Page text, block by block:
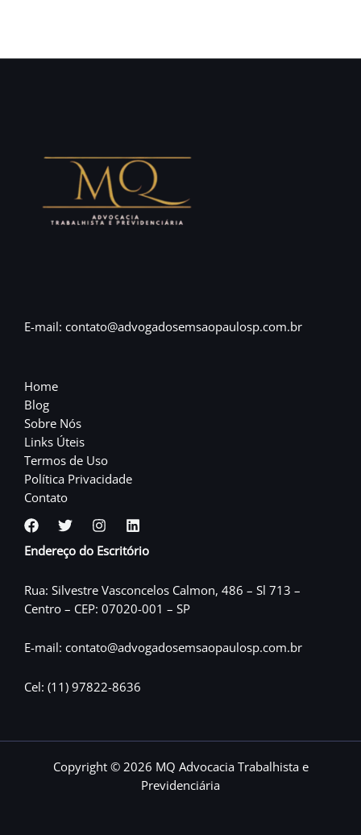
E-mail: contato@advogadosemsaopaulosp.com.br
Home
Blog
Sobre Nós
Links Úteis
Termos de Uso
Política Privacidade
Contato
Endereço do Escritório
Rua: Silvestre Vasconcelos Calmon, 486 – Sl 713 –
Centro – CEP: 07020-001 – SP
E-mail: contato@advogadosemsaopaulosp.com.br
Cel: (11) 97822-8636
Copyright © 2026 MQ Advocacia Trabalhista e
Previdenciária